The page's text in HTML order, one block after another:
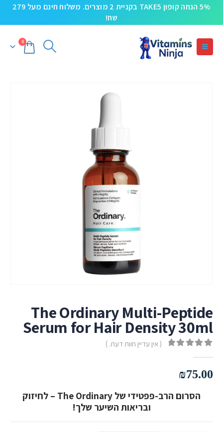
5% הנחה קופון TAKE5 בקניית 2 מוצרים. משלוח חינם מעל 279
שח!
0
The Ordinary Multi-Peptide
Serum for Hair Density 30ml
( אין עדיין חוות דעת. )
₪75.00
הסרום הרב-פפטידי של The Ordinary – לחיזוק
ובריאות השיער שלך!